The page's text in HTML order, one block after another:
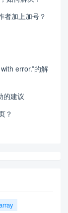
者加上加号？
error.”的解
的建议
？